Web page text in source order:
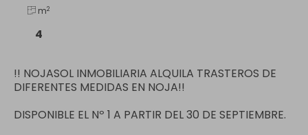
m2
4
!! NOJASOL INMOBILIARIA ALQUILA TRASTEROS DE
DIFERENTES MEDIDAS EN NOJA!!
DISPONIBLE EL Nº 1 A PARTIR DEL 30 DE SEPTIEMBRE.